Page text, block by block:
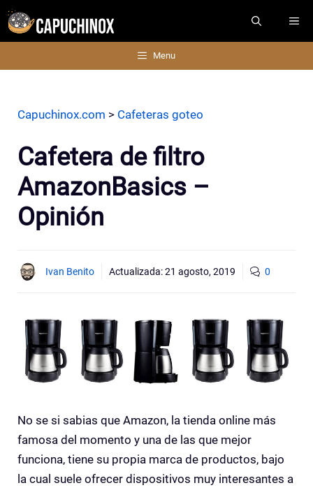
Saltar
Menu
Capuchinox.com > Cafeteras goteo
Cafetera de filtro
AmazonBasics –
Opinión
Ivan Benito Actualizada:21 agosto, 2019 0
No se si sabias que Amazon, la tienda online más
famosa del momento y una de las que mejor
funciona, tiene su propia marca de productos, bajo
la cual suele ofrecer dispositivos muy interesantes a